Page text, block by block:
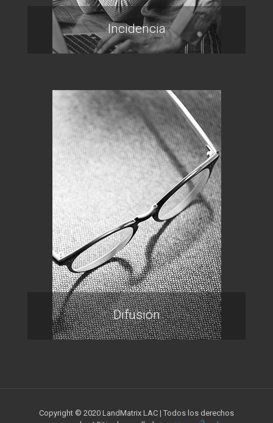
Incidencia
Difusión
Copyright © 2020 LandMatrix LAC | Todos los derechos